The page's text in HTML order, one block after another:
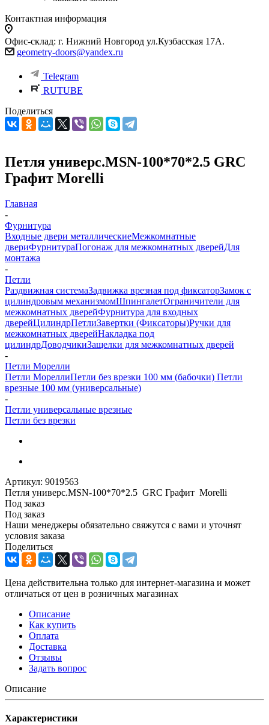
Контактная информация
Офис-склад: г. Нижний Новгород ул.Кузбасская 17А.
geometry-doors@yandex.ru
Telegram
RUTUBE
Поделиться
Петля универс.MSN-100*70*2.5 GRС
Графит Morelli
Главная
-
Фурнитура
Входные двери металлическиеМежкомнатные
двериФурнитураПогонаж для межкомнатных дверейДля
монтажа
-
Петли
Раздвижная системаЗадвижка врезная под фиксаторЗамок с
цилиндровым механизмомШпингалетОграничители для
межкомнатных дверейФурнитура для входных
дверейЦилиндрПетлиЗавертки (Фиксаторы)Ручки для
межкомнатных дверейНакладка под
цилиндрДоводчикиЗащелки для межкомнатных дверей
-
Петли Морелли
Петли МореллиПетли без врезки 100 мм (бабочки) Петли
врезные 100 мм (универсальные)
-
Петли универсальные врезные
Петли без врезки
Артикул: 9019563
Петля универс.MSN-100*70*2.5 GRС Графит Morelli
Под заказ
Под заказ
Наши менеджеры обязательно свяжутся с вами и уточнят
условия заказа
Поделиться
Цена действительна только для интернет-магазина и может
отличаться от цен в розничных магазинах
Описание
Как купить
Оплата
Доставка
Отзывы
Задать вопрос
Описание
Характеристики